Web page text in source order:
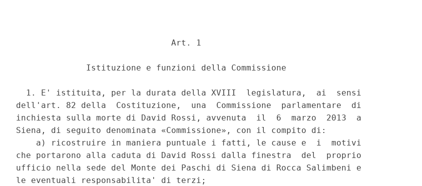
                               Art. 1
              Istituzione e funzioni della Commissione
  1. E' istituita, per la durata della XVIII  legislatura,  ai  sensi
dell'art. 82 della  Costituzione,  una  Commissione  parlamentare  di
inchiesta sulla morte di David Rossi, avvenuta  il  6  marzo  2013  a
Siena, di seguito denominata «Commissione», con il compito di:
    a) ricostruire in maniera puntuale i fatti, le cause e  i  motivi
che portarono alla caduta di David Rossi dalla finestra  del  proprio
ufficio nella sede del Monte dei Paschi di Siena di Rocca Salimbeni e
le eventuali responsabilita' di terzi;